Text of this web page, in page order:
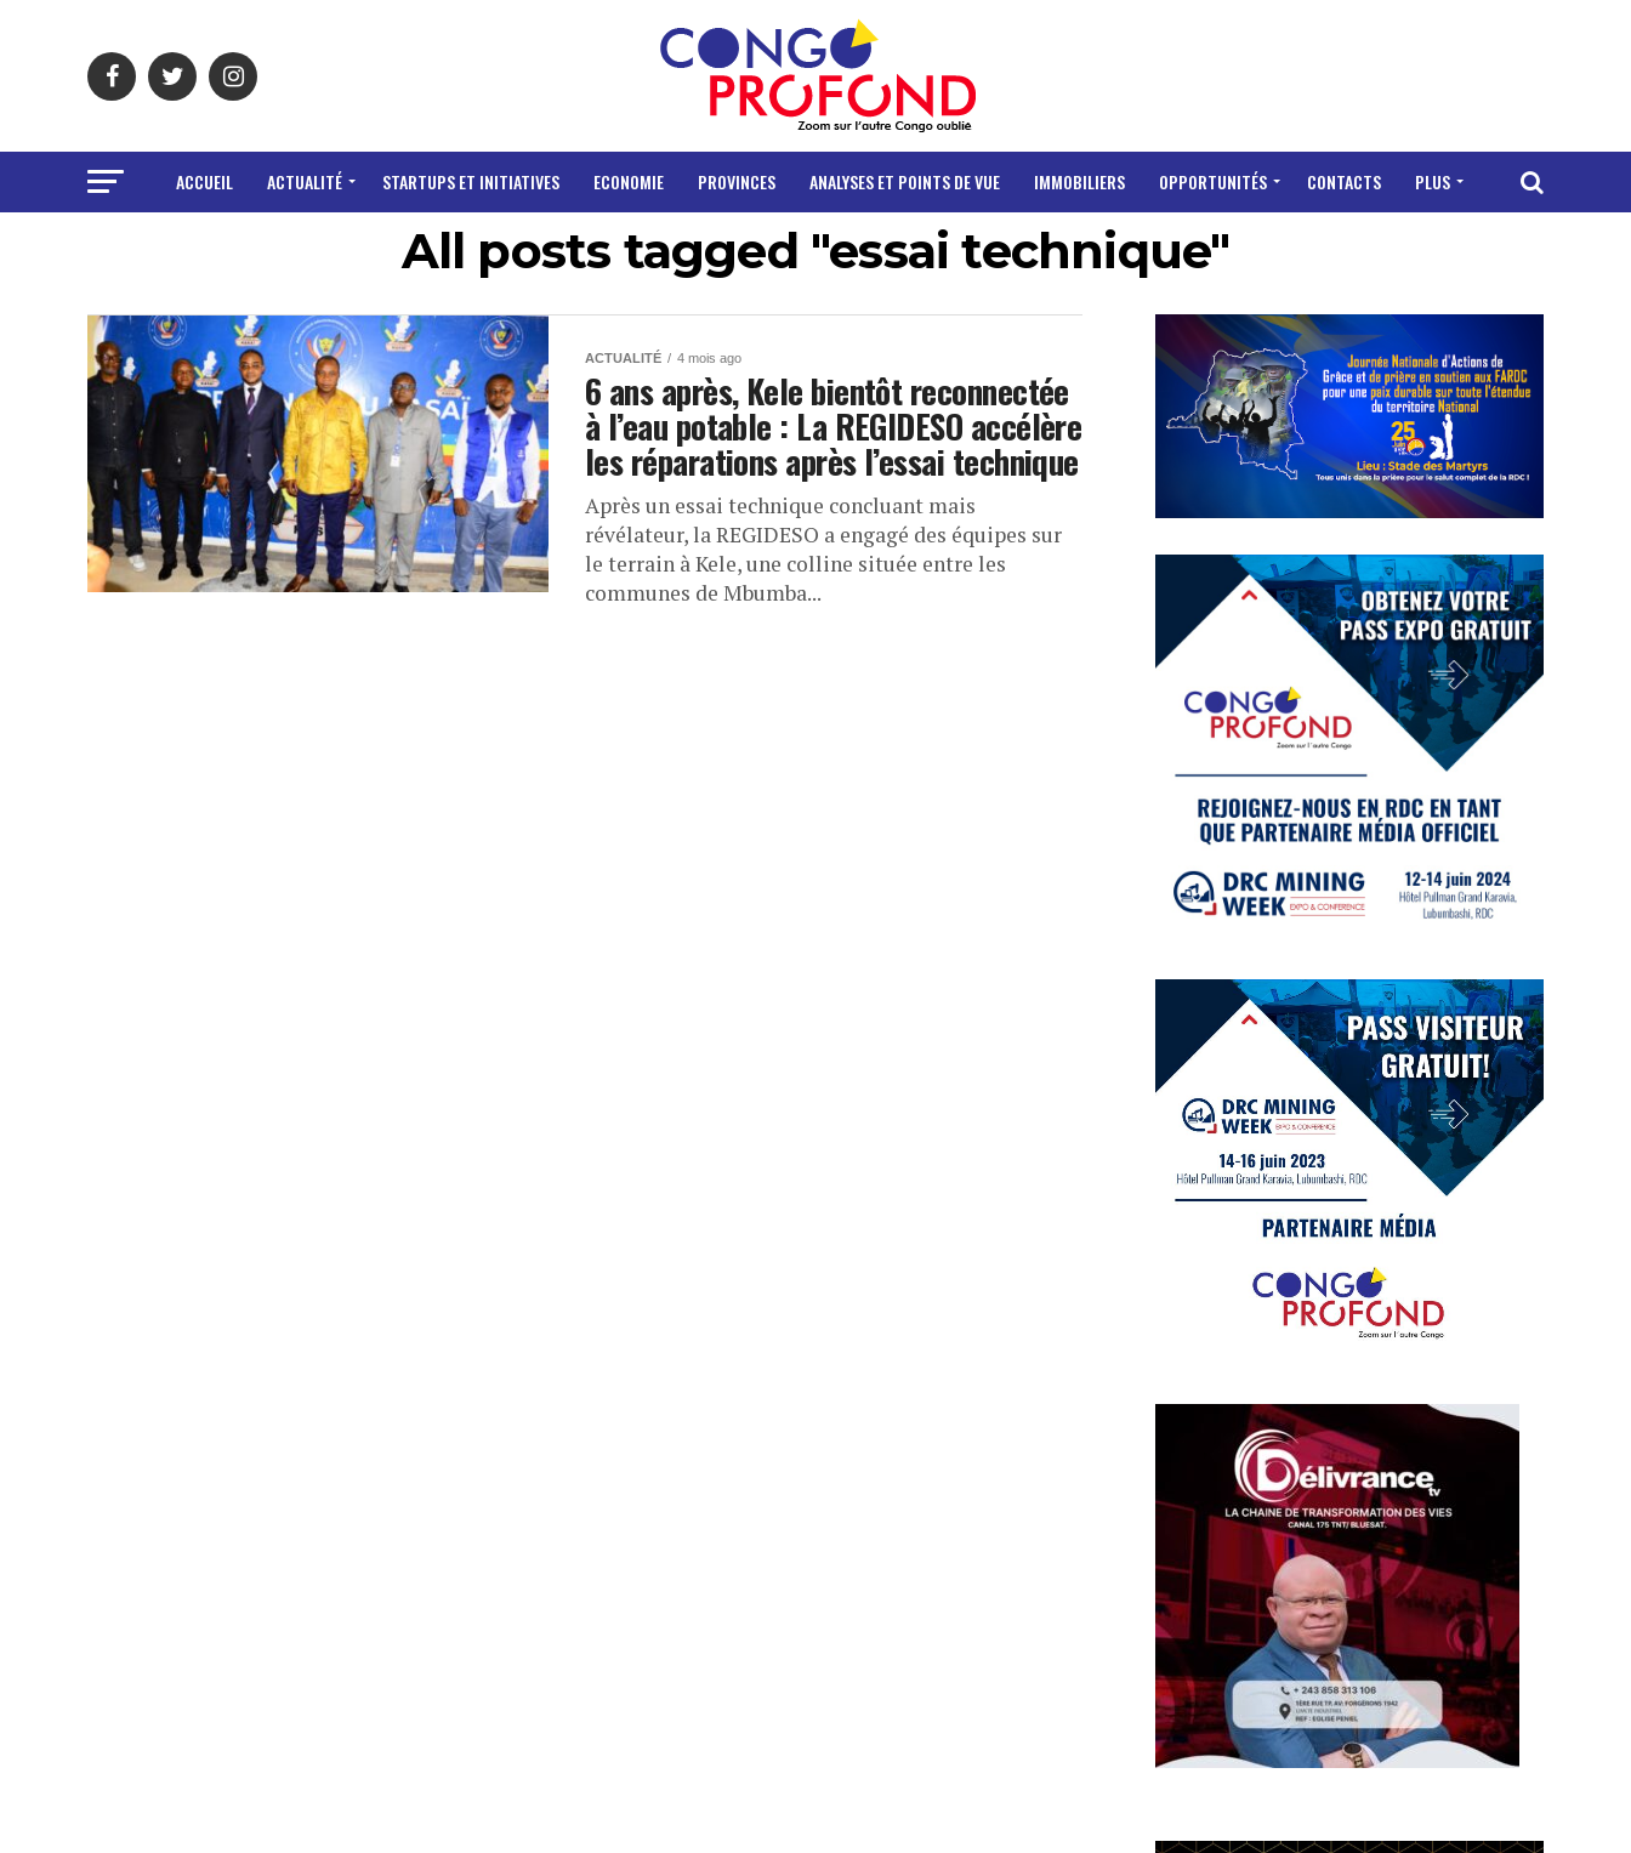
ACCUEIL ACTUALITÉ STARTUPS ET INITIATIVES ECONOMIE PROVINCES ANALYSES ET POINTS DE VUE IMMOBILIERS OPPORTUNITÉS CONTACTS PLUS
All posts tagged "essai technique"
ACTUALITÉ 4 mois ago
6 ans après, Kele bientôt reconnectée
à l’eau potable : La REGIDESO accélère
les réparations après l’essai technique
Après un essai technique concluant mais
révélateur, la REGIDESO a engagé des équipes sur
le terrain à Kele, une colline située entre les
communes de Mbumba...